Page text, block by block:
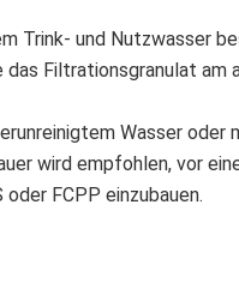
Trink- und Nutzwasser
Filtrationsgranulat am
Wasser oder
wird empfohlen, vor
oder FCPP einzubauen.